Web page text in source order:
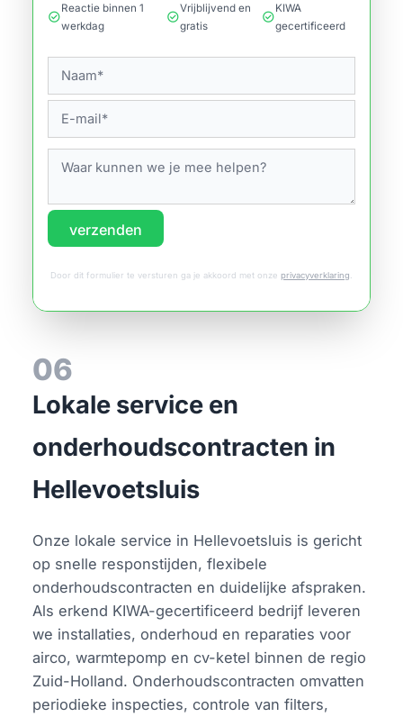
check_circle
Reactie binnen 1
werkdag
check_circle
Vrijblijvend en
gratis
check_circle
KIWA
gecertificeerd
verzenden
Door dit formulier te versturen ga je akkoord met onze privacyverklaring
06
Lokale service en
onderhoudscontracten in
Hellevoetsluis
Onze lokale service in Hellevoetsluis is gericht
op snelle responstijden, flexibele
onderhoudscontracten en duidelijke afspraken.
Als erkend KIWA-gecertificeerd bedrijf leveren
we installaties, onderhoud en reparaties voor
airco, warmtepomp en cv-ketel binnen de regio
Zuid-Holland. Onderhoudscontracten omvatten
periodieke inspecties, controle van filters,